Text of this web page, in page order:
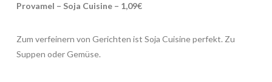
Provamel – Soja Cuisine – 1,09€
Zum verfeinern von Gerichten ist Soja Cuisine perfekt. Zu
Suppen oder Gemüse.